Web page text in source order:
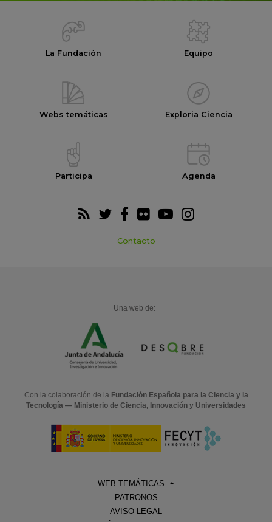
La Fundación Equipo
Webs temáticas Exploria Ciencia
Participa Agenda
Contacto
Una web de:
Con la colaboración de la Fundación Española para la Ciencia y la
Tecnología — Ministerio de Ciencia, Innovación y Universidades
WEB TEMÁTICAS
PATRONOS
AVISO LEGAL